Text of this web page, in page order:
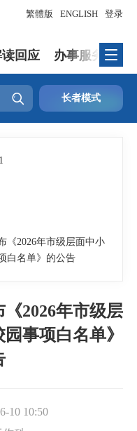
登录
繁體版 ENGLISH
回应 办事服务
 长者模式
《2026年市级层面中小
白名单》的公告
2026年市级层
事项白名单》
10 10:50